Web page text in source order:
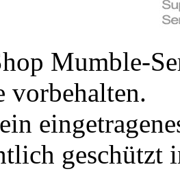
Mumble-
vorbehalten.
geschützt